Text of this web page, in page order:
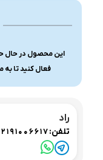
این محصول در حال
فعال کنید تا
راد
تلفن: